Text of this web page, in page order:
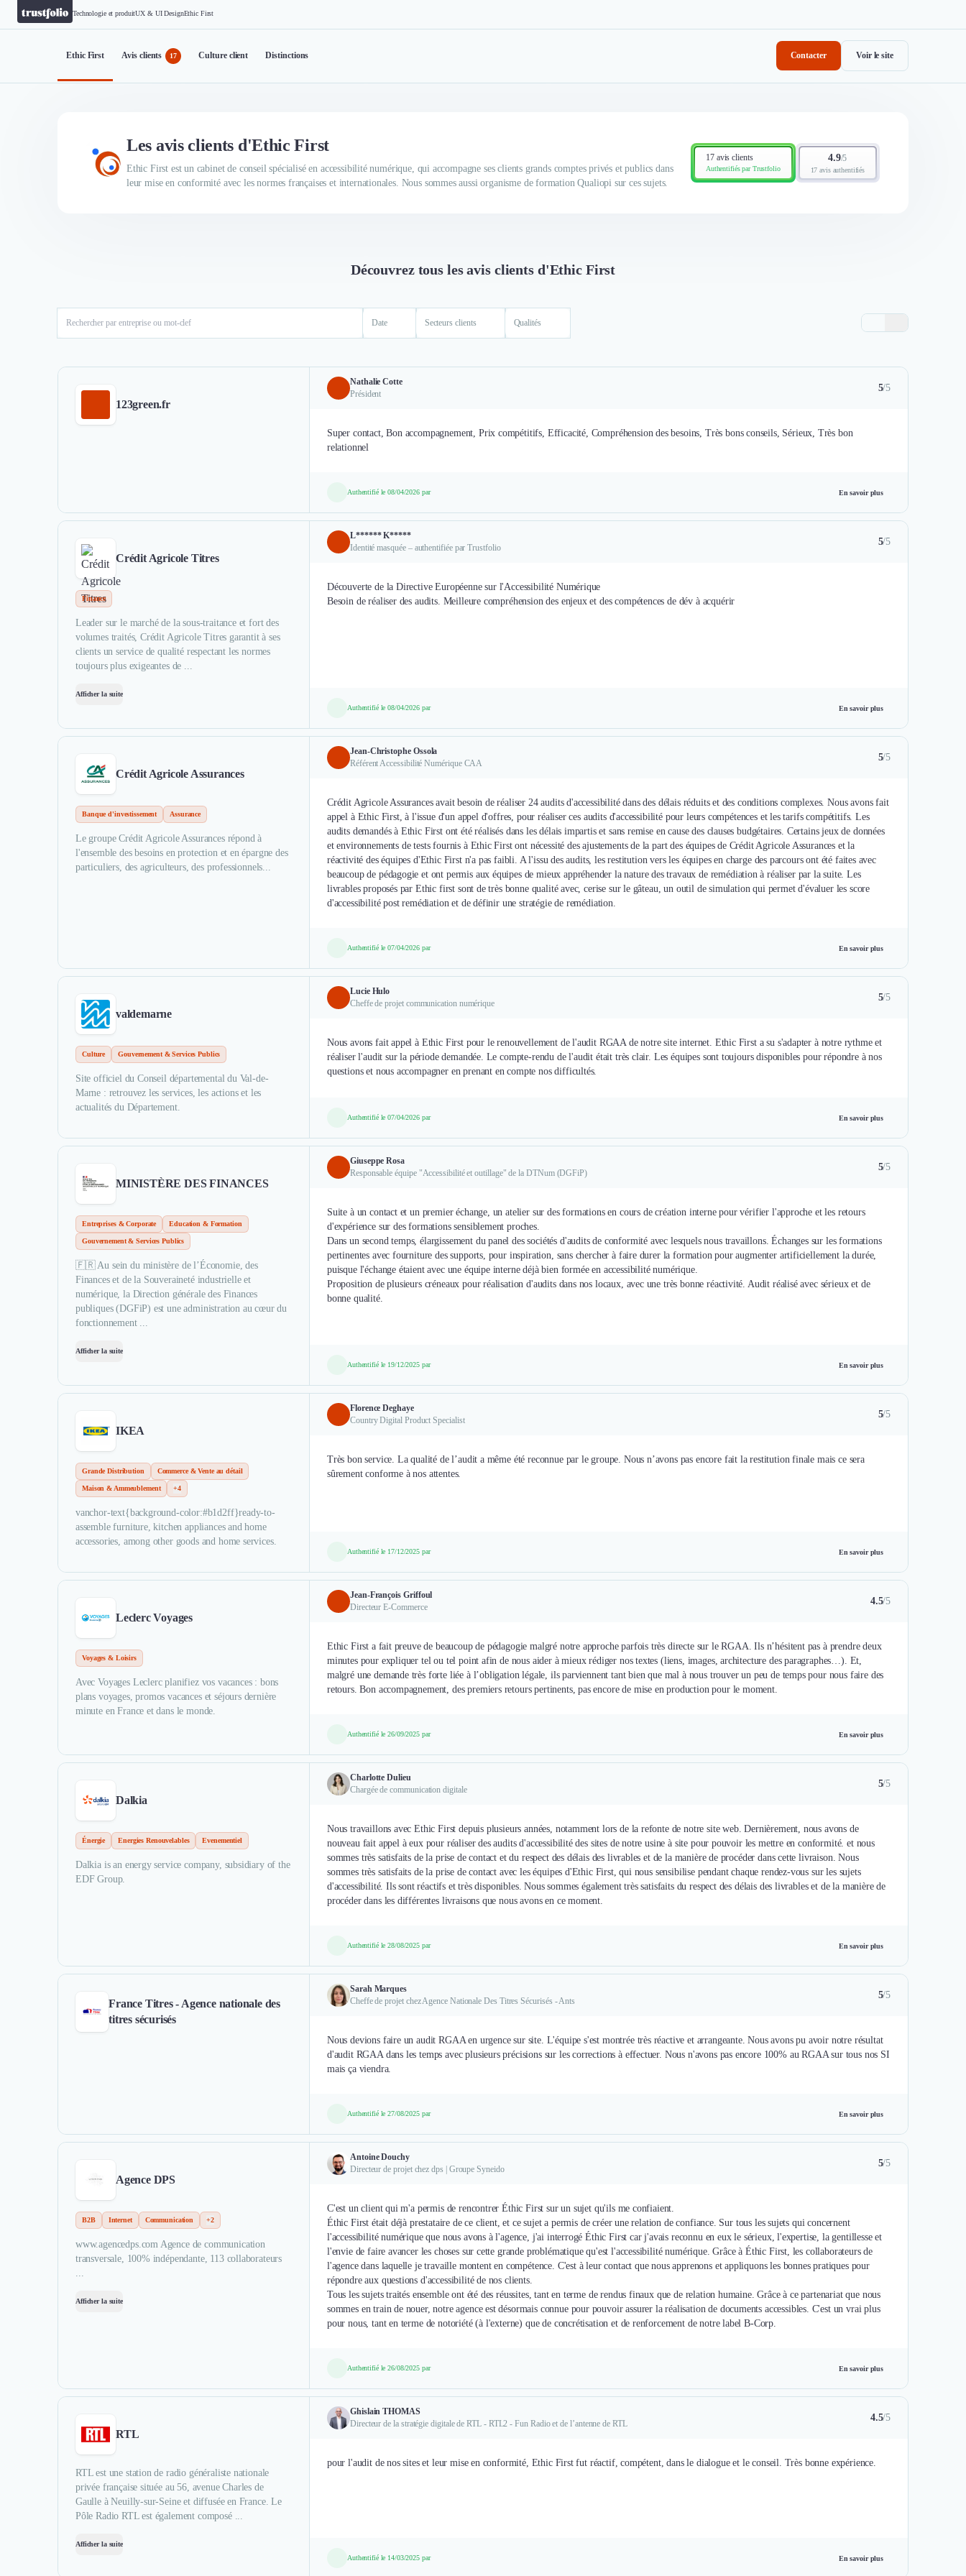
Technologie et produitUX & UI DesignEthic First
Contacter Voir le site
Ethic First Avis clients 17 Culture client Distinctions
Les avis clients d'Ethic First
Ethic First est un cabinet de conseil spécialisé en accessibilité numérique, qui accompagne ses clients grands comptes privés et publics dans
leur mise en conformité avec les normes françaises et internationales. Nous sommes aussi organisme de formation Qualiopi sur ces sujets.
17 avis clients
Authentifiés par Trustfolio
4.9/5
17 avis authentifiés
Découvrez tous les avis clients d'Ethic First
Date Secteurs clients Qualités
123green.fr
Nathalie Cotte
Président
5/5
Super contact, Bon accompagnement, Prix compétitifs, Efficacité, Compréhension des besoins, Très bons conseils, Sérieux, Très bon
relationnel
Authentifié le 08/04/2026 par En savoir plus
Crédit Agricole Titres
Finance
Leader sur le marché de la sous-traitance et fort des
volumes traités, Crédit Agricole Titres garantit à ses
clients un service de qualité respectant les normes
toujours plus exigeantes de ...
Afficher la suite
L****** K*****
Identité masquée – authentifiée par Trustfolio
5/5
Découverte de la Directive Européenne sur l'Accessibilité Numérique
Besoin de réaliser des audits. Meilleure compréhension des enjeux et des compétences de dév à acquérir
Authentifié le 08/04/2026 par En savoir plus
Crédit Agricole Assurances
Banque d'investissement Assurance
Le groupe Crédit Agricole Assurances répond à
l'ensemble des besoins en protection et en épargne des
particuliers, des agriculteurs, des professionnels...
Jean-Christophe Ossola
Référent Accessibilité Numérique CAA
5/5
Crédit Agricole Assurances avait besoin de réaliser 24 audits d'accessibilité dans des délais réduits et des conditions complexes. Nous avons fait
appel à Ethic First, à l'issue d'un appel d'offres, pour réaliser ces audits d'accessibilité pour leurs compétences et les tarifs compétitifs. Les
audits demandés à Ethic First ont été réalisés dans les délais impartis et sans remise en cause des clauses budgétaires. Certains jeux de données
et environnements de tests fournis à Ethic First ont nécessité des ajustements de la part des équipes de Crédit Agricole Assurances et la
réactivité des équipes d'Ethic First n'a pas faibli. A l'issu des audits, les restitution vers les équipes en charge des parcours ont été faites avec
beaucoup de pédagogie et ont permis aux équipes de mieux appréhender la nature des travaux de remédiation à réaliser par la suite. Les
livrables proposés par Ethic first sont de très bonne qualité avec, cerise sur le gâteau, un outil de simulation qui permet d'évaluer les score
d'accessibilité post remédiation et de définir une stratégie de remédiation.
Authentifié le 07/04/2026 par En savoir plus
valdemarne
Culture Gouvernement & Services Publics
Site officiel du Conseil départemental du Val-de-
Marne : retrouvez les services, les actions et les
actualités du Département.
Lucie Hulo
Cheffe de projet communication numérique
5/5
Nous avons fait appel à Ethic First pour le renouvellement de l'audit RGAA de notre site internet. Ethic First a su s'adapter à notre rythme et
réaliser l'audit sur la période demandée. Le compte-rendu de l'audit était très clair. Les équipes sont toujours disponibles pour répondre à nos
questions et nous accompagner en prenant en compte nos difficultés.
Authentifié le 07/04/2026 par En savoir plus
MINISTÈRE DES FINANCES
Entreprises & Corporate Education & Formation
Gouvernement & Services Publics
🇫🇷 Au sein du ministère de l’Économie, des
Finances et de la Souveraineté industrielle et
numérique, la Direction générale des Finances
publiques (DGFiP) est une administration au cœur du
fonctionnement ...
Afficher la suite
Giuseppe Rosa
Responsable équipe "Accessibilité et outillage" de la DTNum (DGFiP)
5/5
Suite à un contact et un premier échange, un atelier sur des formations en cours de création interne pour vérifier l'approche et les retours
d'expérience sur des formations sensiblement proches.
Dans un second temps, élargissement du panel des sociétés d'audits de conformité avec lesquels nous travaillons. Échanges sur les formations
pertinentes avec fourniture des supports, pour inspiration, sans chercher à faire durer la formation pour augmenter artificiellement la durée,
puisque l'échange étaient avec une équipe interne déjà bien formée en accessibilité numérique.
Proposition de plusieurs créneaux pour réalisation d'audits dans nos locaux, avec une très bonne réactivité. Audit réalisé avec sérieux et de
bonne qualité.
Authentifié le 19/12/2025 par En savoir plus
IKEA
Grande Distribution Commerce & Vente au détail
Maison & Ammeublement +4
vanchor-text{background-color:#b1d2ff}ready-to-
assemble furniture, kitchen appliances and home
accessories, among other goods and home services.
Florence Deghaye
Country Digital Product Specialist
5/5
Très bon service. La qualité de l’audit a même été reconnue par le groupe. Nous n’avons pas encore fait la restitution finale mais ce sera
sûrement conforme à nos attentes.
Authentifié le 17/12/2025 par En savoir plus
Leclerc Voyages
Voyages & Loisirs
Avec Voyages Leclerc planifiez vos vacances : bons
plans voyages, promos vacances et séjours dernière
minute en France et dans le monde.
Jean-François Griffoul
Directeur E-Commerce
4.5/5
Ethic First a fait preuve de beaucoup de pédagogie malgré notre approche parfois très directe sur le RGAA. Ils n’hésitent pas à prendre deux
minutes pour expliquer tel ou tel point afin de nous aider à mieux rédiger nos textes (liens, images, architecture des paragraphes…). Et,
malgré une demande très forte liée à l’obligation légale, ils parviennent tant bien que mal à nous trouver un peu de temps pour nous faire des
retours. Bon accompagnement, des premiers retours pertinents, pas encore de mise en production pour le moment.
Authentifié le 26/09/2025 par En savoir plus
Dalkia
Énergie Energies Renouvelables Evenementiel
Dalkia is an energy service company, subsidiary of the
EDF Group.
Charlotte Dulieu
Chargée de communication digitale
5/5
Nous travaillons avec Ethic First depuis plusieurs années, notamment lors de la refonte de notre site web. Dernièrement, nous avons de
nouveau fait appel à eux pour réaliser des audits d'accessibilité des sites de notre usine à site pour pouvoir les mettre en conformité. et nous
sommes très satisfaits de la prise de contact et du respect des délais des livrables et de la manière de procéder dans cette livraison. Nous
sommes très satisfaits de la prise de contact avec les équipes d'Ethic First, qui nous sensibilise pendant chaque rendez-vous sur les sujets
d'accessibilité. Ils sont réactifs et très disponibles. Nous sommes également très satisfaits du respect des délais des livrables et de la manière de
procéder dans les différentes livraisons que nous avons en ce moment.
Authentifié le 28/08/2025 par En savoir plus
France Titres - Agence nationale des
titres sécurisés
Sarah Marques
Cheffe de projet chez Agence Nationale Des Titres Sécurisés - Ants
5/5
Nous devions faire un audit RGAA en urgence sur site. L'équipe s'est montrée très réactive et arrangeante. Nous avons pu avoir notre résultat
d'audit RGAA dans les temps avec plusieurs précisions sur les corrections à effectuer. Nous n'avons pas encore 100% au RGAA sur tous nos SI
mais ça viendra.
Authentifié le 27/08/2025 par En savoir plus
Agence DPS
B2B Internet Communication +2
www.agencedps.com Agence de communication
transversale, 100% indépendante, 113 collaborateurs
Afficher la suite
Antoine Douchy
Directeur de projet chez dps | Groupe Syneido
5/5
C'est un client qui m'a permis de rencontrer Éthic First sur un sujet qu'ils me confiaient.
Éthic First était déjà prestataire de ce client, et ce sujet a permis de créer une relation de confiance. Sur tous les sujets qui concernent
l'accessibilité numérique que nous avons à l'agence, j'ai interrogé Éthic First car j'avais reconnu en eux le sérieux, l'expertise, la gentillesse et
l'envie de faire avancer les choses sur cette grande problématique qu'est l'accessibilité numérique. Grâce à Éthic First, les collaborateurs de
l'agence dans laquelle je travaille montent en compétence. C'est à leur contact que nous apprenons et appliquons les bonnes pratiques pour
répondre aux questions d'accessibilité de nos clients.
Tous les sujets traités ensemble ont été des réussites, tant en terme de rendus finaux que de relation humaine. Grâce à ce partenariat que nous
sommes en train de nouer, notre agence est désormais connue pour pouvoir assurer la réalisation de documents accessibles. C'est un vrai plus
pour nous, tant en terme de notoriété (à l'externe) que de concrétisation et de renforcement de notre label B-Corp.
Authentifié le 26/08/2025 par En savoir plus
RTL
RTL est une station de radio généraliste nationale
privée française située au 56, avenue Charles de
Gaulle à Neuilly-sur-Seine et diffusée en France. Le
Pôle Radio RTL est également composé ...
Afficher la suite
Ghislain THOMAS
Directeur de la stratégie digitale de RTL - RTL2 - Fun Radio et de l’antenne de RTL
4.5/5
pour l'audit de nos sites et leur mise en conformité, Ethic First fut réactif, compétent, dans le dialogue et le conseil. Très bonne expérience.
Authentifié le 14/03/2025 par En savoir plus